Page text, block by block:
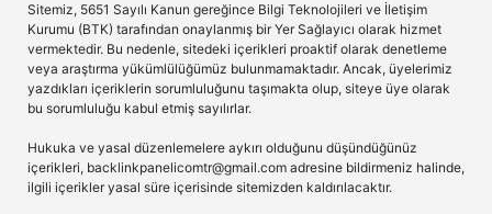
Sitemiz, 5651 Sayılı Kanun gereğince Bilgi Teknolojileri ve İletişim
Kurumu (BTK) tarafından onaylanmış bir Yer Sağlayıcı olarak hizmet
vermektedir. Bu nedenle, sitedeki içerikleri proaktif olarak denetleme
veya araştırma yükümlülüğümüz bulunmamaktadır. Ancak, üyelerimiz
yazdıkları içeriklerin sorumluluğunu taşımakta olup, siteye üye olarak
bu sorumluluğu kabul etmiş sayılırlar.
Hukuka ve yasal düzenlemelere aykırı olduğunu düşündüğünüz
içerikleri, backlinkpanelicomtr@gmail.com adresine bildirmeniz halinde,
ilgili içerikler yasal süre içerisinde sitemizden kaldırılacaktır.